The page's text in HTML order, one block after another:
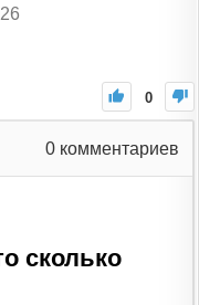
0
0 комментариев
сколько